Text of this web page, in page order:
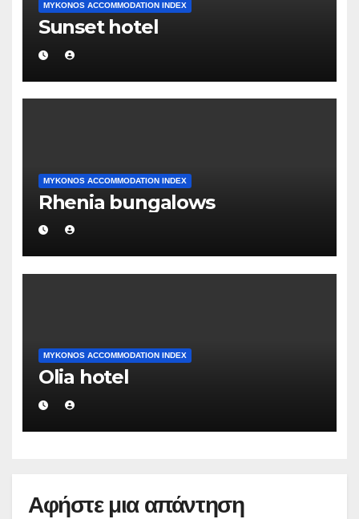
MYKONOS ACCOMMODATION INDEX
Sunset hotel
MYKONOS ACCOMMODATION INDEX
Rhenia bungalows
MYKONOS ACCOMMODATION INDEX
Olia hotel
Αφήστε μια απάντηση